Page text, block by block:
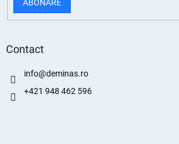
ABONARE
Contact
info@deminas.ro
+421 948 462 596